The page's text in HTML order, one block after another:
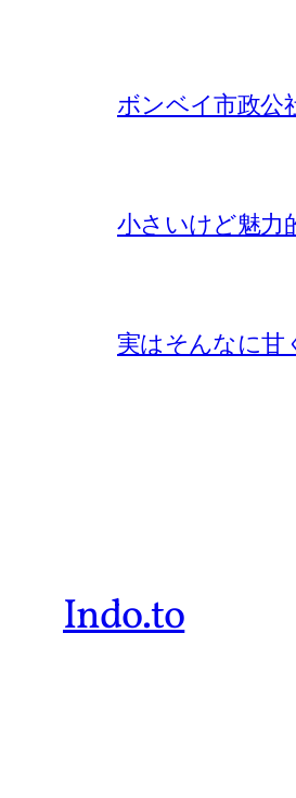
ボンベイ市政公
小さいけど魅力
実はそんなに甘
Indo.to